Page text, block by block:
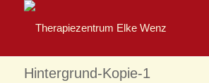
Hintergrund-Kopie-1